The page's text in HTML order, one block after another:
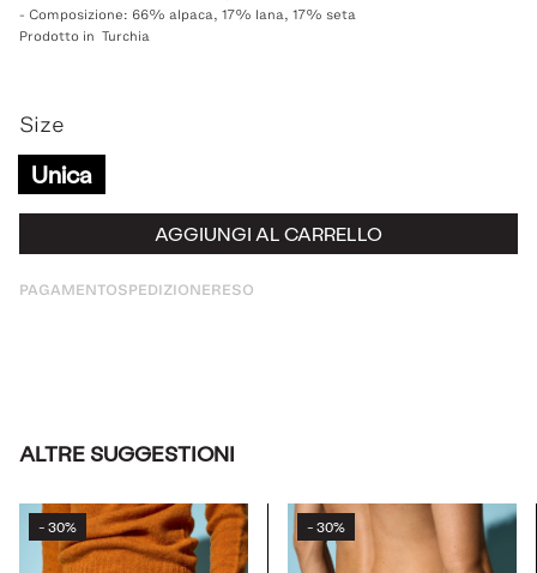
- Composizione: 66% alpaca, 17% lana, 17% seta
Prodotto in Turchia
Size
Unica
AGGIUNGI AL CARRELLO
PAGAMENTOSPEDIZIONERESO
ALTRE SUGGESTIONI
- 30% - 30%